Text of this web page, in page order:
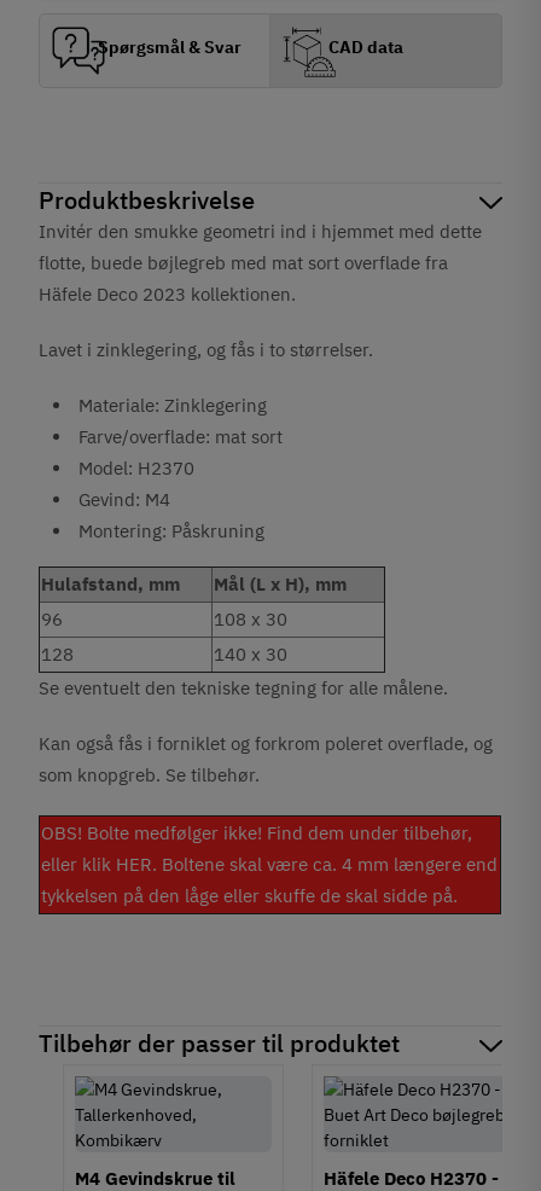
Produktbeskrivelse
Invitér den smukke geometri ind i hjemmet med dette
flotte, buede bøjlegreb med mat sort overflade fra
Häfele Deco 2023 kollektionen.
Lavet i zinklegering, og fås i to størrelser.
Materiale: Zinklegering
Farve/overflade: mat sort
Model: H2370
Gevind: M4
Montering: Påskruning
Hulafstand, mm
Mål (L x H), mm
96
108 x 30
128
140 x 30
Se eventuelt den tekniske tegning for alle målene.
Kan også fås i forniklet og forkrom poleret overflade, og
som knopgreb. Se tilbehør.
OBS! Bolte medfølger ikke! Find dem under tilbehør,
eller klik HER. Boltene skal være ca. 4 mm længere end
tykkelsen på den låge eller skuffe de skal sidde på.
Tilbehør der passer til produktet
M4 Gevindskrue til
Häfele Deco H2370 -
Spørgsmål & Svar CAD data